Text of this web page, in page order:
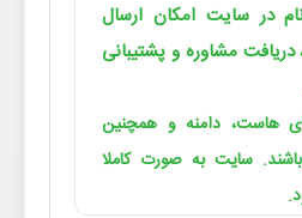
در سایت امکان ارسال
مشاوره و پشتیبانی
هاست، دامنه و همچنین
سایت به صورت کاملا